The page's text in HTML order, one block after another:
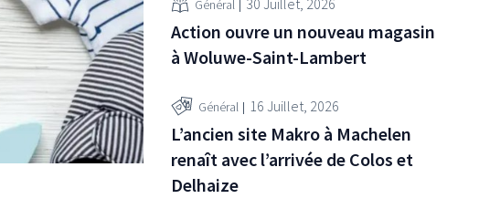
Général
Action ouvre un nouveau magasin
à Woluwe-Saint-Lambert
Général 16 Juillet, 2026
L’ancien site Makro à Machelen
renaît avec l’arrivée de Colos et
Delhaize